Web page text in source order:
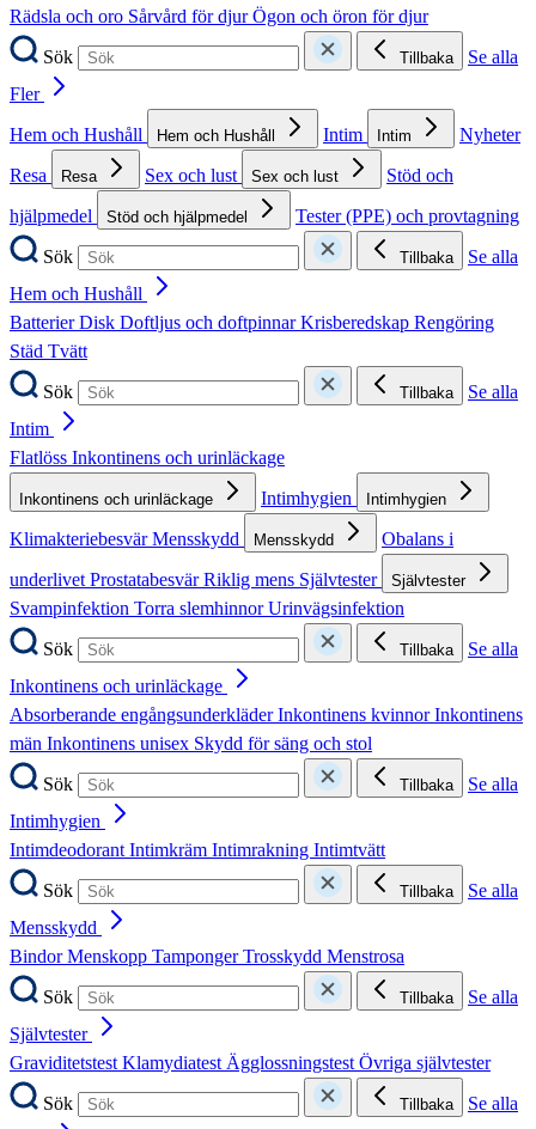
Rädsla och oro Sårvård för djurÖgon och öron för djur
Sök
Tillbaka
Se alla
Fler
Hem och Hushåll
Hem och Hushåll Intim Intim
Nyheter
Resa
Resa Sex och lust Sex och lust
Stöd och
hjälpmedel
Stöd och hjälpmedel
Tester (PPE) och provtagning
Sök
Tillbaka
Se alla
Hem och Hushåll
BatterierDisk Doftljus och doftpinnarKrisberedskap Rengöring
Städ Tvätt
Sök
Tillbaka
Se alla
Intim
Flatlöss Inkontinens och urinläckage
Inkontinens och urinläckage Intimhygien Intimhygien
KlimakteriebesvärMensskydd Mensskydd
Obalans i
underlivetProstatabesvärRiklig mens Självtester Självtester
Svampinfektion Torra slemhinnorUrinvägsinfektion
Sök
Tillbaka
Se alla
Inkontinens och urinläckage
Absorberande engångsunderkläderInkontinens kvinnorInkontinens
män Inkontinens unisex Skydd för säng och stol
Sök
Tillbaka
Se alla
Intimhygien
IntimdeodorantIntimkräm Intimrakning Intimtvätt
Sök
Tillbaka
Se alla
Mensskydd
BindorMenskopp TampongerTrosskydd Menstrosa
Sök
Tillbaka
Se alla
Självtester
GraviditetstestKlamydiatestÄgglossningstestÖvriga självtester
Sök
Tillbaka
Se alla